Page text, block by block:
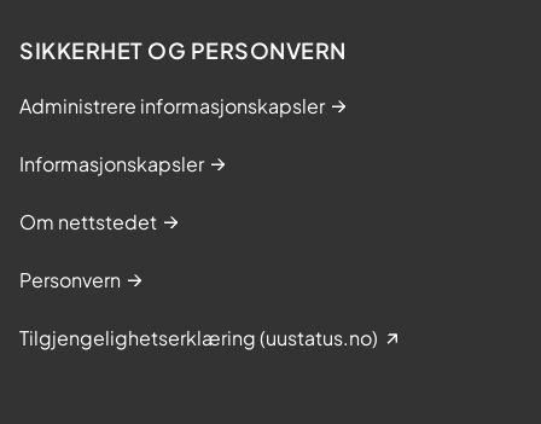
SIKKERHET OG PERSONVERN
Administrere informasjonskapsler
Informasjonskapsler
Om nettstedet
Personvern
Tilgjengelighetserklæring (uustatus.no)